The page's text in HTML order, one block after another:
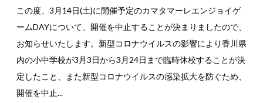
この度、3月14日(土)に開催予定のカマタマーレエンジョイゲ
ームDAYについて、開催を中止することが決まりましたので、
お知らせいたします。新型コロナウイルスの影響により香川県
内の小中学校が3月3日から3月24日まで臨時休校することが決
定したこと、また新型コロナウイルスの感染拡大を防ぐため、
開催を中止...